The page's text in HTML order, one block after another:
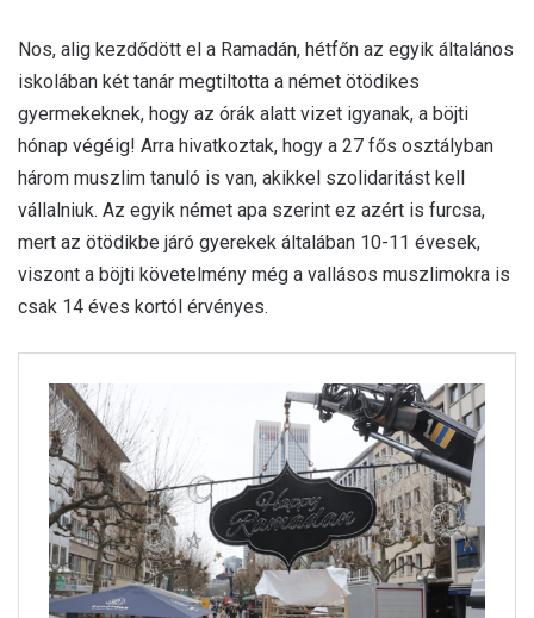
Nos, alig kezdődött el a Ramadán, hétfőn az egyik általános
iskolában két tanár megtiltotta a német ötödikes
gyermekeknek, hogy az órák alatt vizet igyanak, a böjti
hónap végéig! Arra hivatkoztak, hogy a 27 fős osztályban
három muszlim tanuló is van, akikkel szolidaritást kell
vállalniuk. Az egyik német apa szerint ez azért is furcsa,
mert az ötödikbe járó gyerekek általában 10-11 évesek,
viszont a böjti követelmény még a vallásos muszlimokra is
csak 14 éves kortól érvényes.